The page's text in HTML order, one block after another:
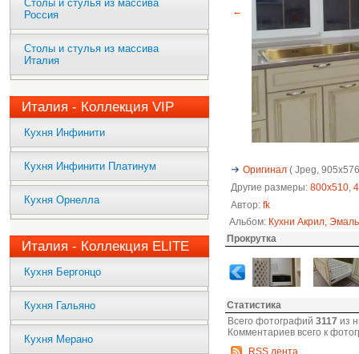
Столы и стулья из массива
Россия
Столы и стулья из массива
Италия
Италия - Коллекция VIP
Кухня Инфинити
Кухня Инфинити Платинум
Кухня Орнелла
Италия - Коллекция ELITE
Кухня Бергонцо
Кухня Гальяно
Кухня Мерано
←
Оригинал ( Jpeg,
Другие размеры: 800x510,
Автор: fk
Альбом: Кухни Акрил,
Прокрутка
Статистика
Всего фотографий 3117 из
Комментариев всего к
RSS лента